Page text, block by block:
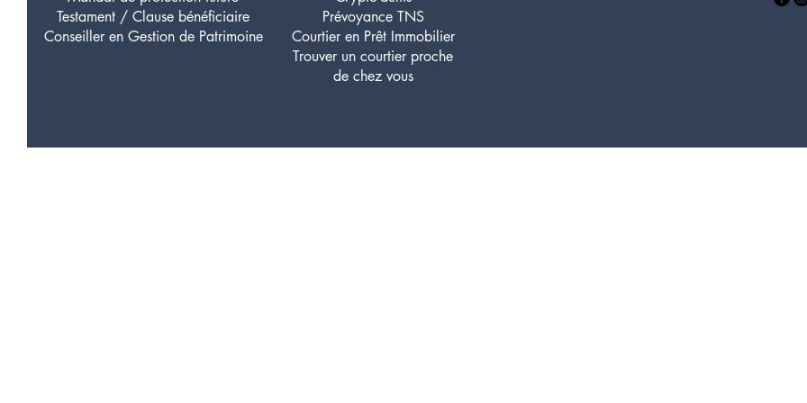
Testament / Clause bénéficiaire
Conseiller en Gestion de Patrimoine
Prévoyance TNS
Courtier en Prêt Immobilier
Trouver un courtier proche
de chez vous